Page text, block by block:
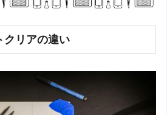
クリアの違い